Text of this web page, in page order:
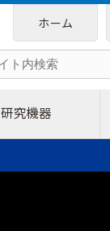
ホーム
研究機器